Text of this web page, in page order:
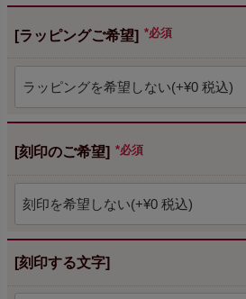
[ラッピングご希望]
[刻印のご希望]
[刻印する文字]